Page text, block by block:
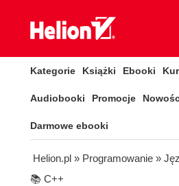
Kategorie Książki Ebooki
Audiobooki Promocje
Darmowe ebooki
Helion.pl » Programowanie »
📚 C++